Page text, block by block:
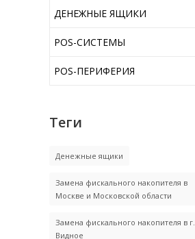
ДЕНЕЖНЫЕ ЯЩИКИ
POS-СИСТЕМЫ
POS-ПЕРИФЕРИЯ
Теги
Денежные ящики
Замена фискального накопителя в
Москве и Московской области
Замена фискального накопителя в г.
Видное